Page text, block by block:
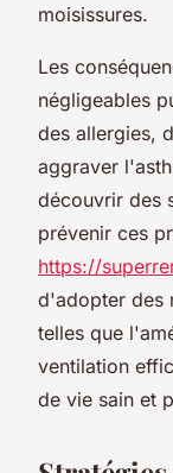
moisissures.
Les
négligeables
des allergies,
aggraver
découvrir des
prévenir ces
https://
d'adopter des
telles que
ventilation
de vie sain et